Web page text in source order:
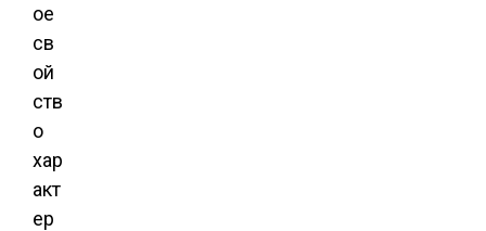
ое
св
ой
ств
о
хар
акт
ер